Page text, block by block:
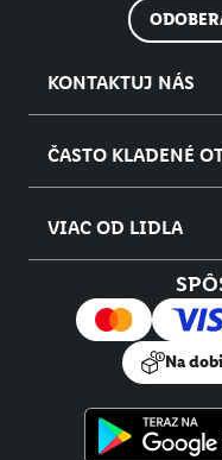
KONTAKTUJ NÁS
ČASTO KLADENÉ
VIAC OD LIDLA
Na